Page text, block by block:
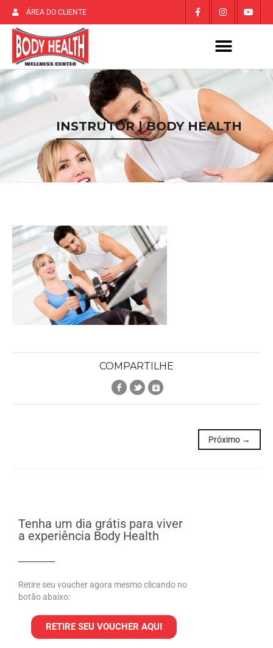
ÁREA DO CLIENTE
INSTRUTOR | BODY HEALTH
COMPARTILHE
Facebook
TwitterGoogle+
Próximo →
Tenha um dia grátis para viver
a experiência Body Health
Retire seu voucher agora mesmo clicando no
botão abaixo:
RETIRE SEU VOUCHER AQUI